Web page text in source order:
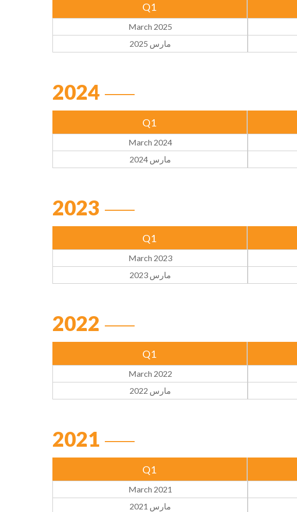
Q1
March 2025
مارس 2025
2024
Q1
March 2024
مارس 2024
2023
Q1
March 2023
مارس 2023
2022
Q1
March 2022
مارس 2022
2021
Q1
March 2021
مارس 2021